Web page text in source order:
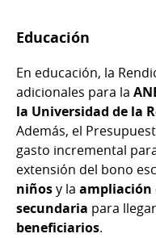
Educación
En educación, la
adicionales para la
la Universidad de la
Además, el
gasto incremental
extensión del bono
niñosy la ampliación
secundaria para
beneficiarios.